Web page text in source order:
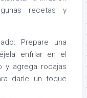
recetas y
Prepare una
enfriar en el
y agrega rodajas
darle un toque